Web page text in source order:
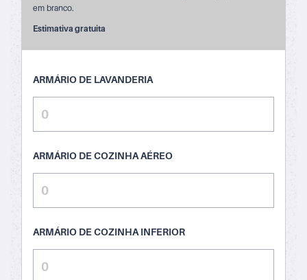
em branco.
Estimativa gratuita
ARMÁRIO DE LAVANDERIA
ARMÁRIO DE COZINHA AÉREO
ARMÁRIO DE COZINHA INFERIOR